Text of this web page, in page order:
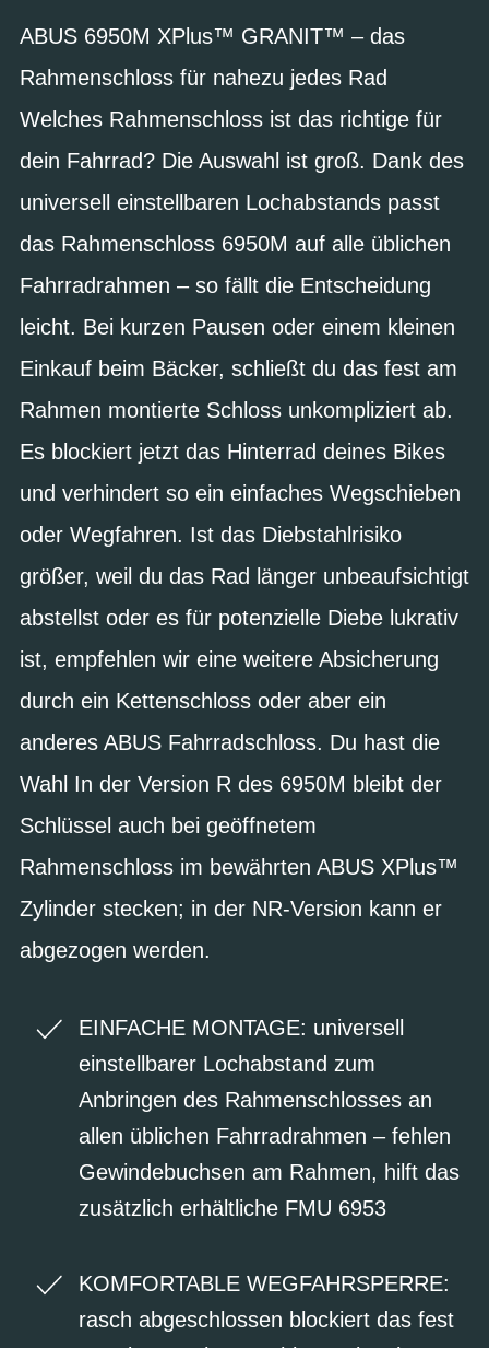
ABUS 6950M XPlus™ GRANIT™ – das
Rahmenschloss für nahezu jedes Rad
Welches Rahmenschloss ist das richtige für
dein Fahrrad? Die Auswahl ist groß. Dank des
universell einstellbaren Lochabstands passt
das Rahmenschloss 6950M auf alle üblichen
Fahrradrahmen – so fällt die Entscheidung
leicht. Bei kurzen Pausen oder einem kleinen
Einkauf beim Bäcker, schließt du das fest am
Rahmen montierte Schloss unkompliziert ab.
Es blockiert jetzt das Hinterrad deines Bikes
und verhindert so ein einfaches Wegschieben
oder Wegfahren. Ist das Diebstahlrisiko
größer, weil du das Rad länger unbeaufsichtigt
abstellst oder es für potenzielle Diebe lukrativ
ist, empfehlen wir eine weitere Absicherung
durch ein Kettenschloss oder aber ein
anderes ABUS Fahrradschloss. Du hast die
Wahl In der Version R des 6950M bleibt der
Schlüssel auch bei geöffnetem
Rahmenschloss im bewährten ABUS XPlus™
Zylinder stecken; in der NR-Version kann er
abgezogen werden.
EINFACHE MONTAGE: universell
einstellbarer Lochabstand zum
Anbringen des Rahmenschlosses an
allen üblichen Fahrradrahmen – fehlen
Gewindebuchsen am Rahmen, hilft das
zusätzlich erhältliche FMU 6953
KOMFORTABLE WEGFAHRSPERRE:
rasch abgeschlossen blockiert das fest